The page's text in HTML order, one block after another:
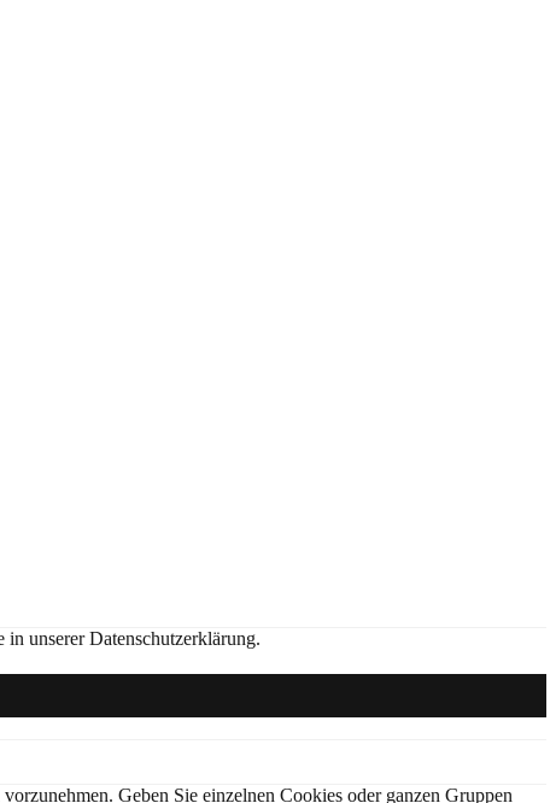
unserer Datenschutzerklärung.
Geben Sie einzelnen Cookies oder ganzen Gruppen